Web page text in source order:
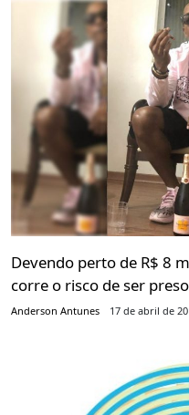
Devendo perto de R$ 8
corre o risco de ser
Anderson Antunes 17 de abril de